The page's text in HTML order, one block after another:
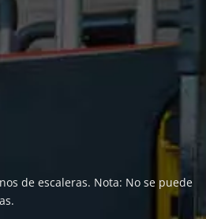
de escaleras. Nota: No se puede